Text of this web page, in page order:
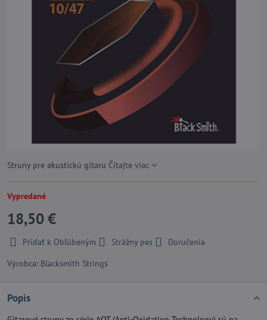
Struny pre akustickú gitaru Čítajte viac
Vypredané
18,50 €
Pridať k Obľúbeným Strážny pes
Doručenia
Výrobca: Blacksmith Strings
Popis